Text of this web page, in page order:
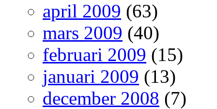
april 2009 (63)
mars 2009 (40)
februari 2009 (15)
januari 2009 (13)
december 2008 (7)